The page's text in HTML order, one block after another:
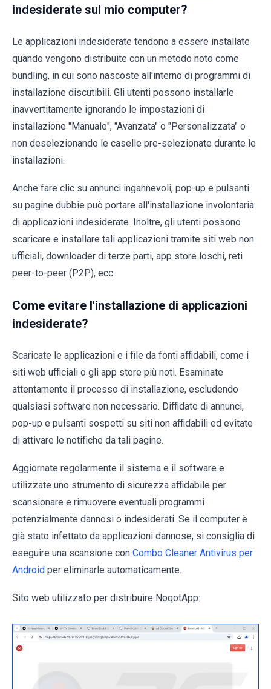
indesiderate sul mio computer?
Le applicazioni indesiderate tendono a essere installate
quando vengono distribuite con un metodo noto come
bundling, in cui sono nascoste all'interno di programmi di
installazione discutibili. Gli utenti possono installarle
inavvertitamente ignorando le impostazioni di
installazione "Manuale", "Avanzata" o "Personalizzata" o
non deselezionando le caselle pre-selezionate durante le
installazioni.
Anche fare clic su annunci ingannevoli, pop-up e pulsanti
su pagine dubbie può portare all'installazione involontaria
di applicazioni indesiderate. Inoltre, gli utenti possono
scaricare e installare tali applicazioni tramite siti web non
ufficiali, downloader di terze parti, app store loschi, reti
peer-to-peer (P2P), ecc.
Come evitare l'installazione di applicazioni
indesiderate?
Scaricate le applicazioni e i file da fonti affidabili, come i
siti web ufficiali o gli app store più noti. Esaminate
attentamente il processo di installazione, escludendo
qualsiasi software non necessario. Diffidate di annunci,
pop-up e pulsanti sospetti su siti non affidabili ed evitate
di attivare le notifiche da tali pagine.
Aggiornate regolarmente il sistema e il software e
utilizzate uno strumento di sicurezza affidabile per
scansionare e rimuovere eventuali programmi
potenzialmente dannosi o indesiderati. Se il computer è
già stato infettato da applicazioni dannose, si consiglia di
eseguire una scansione con Combo Cleaner Antivirus per
Android per eliminarle automaticamente.
Sito web utilizzato per distribuire NoqotApp: